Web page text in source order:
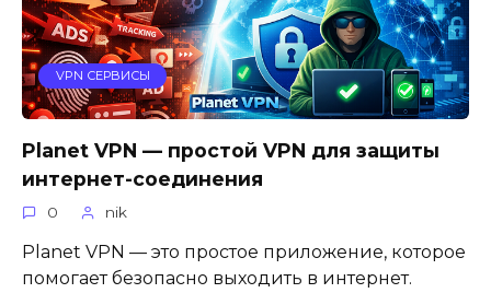
VPN СЕРВИСЫ
Planet VPN — простой VPN для защиты
интернет-соединения
0 nik
Planet VPN — это простое приложение, которое
помогает безопасно выходить в интернет.